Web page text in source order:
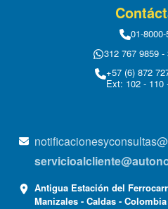
01-
312 767 9859 -
+57 (6) 872
Ext: 102 - 110
Antigua Estación del
Manizales - Caldas - Colombia